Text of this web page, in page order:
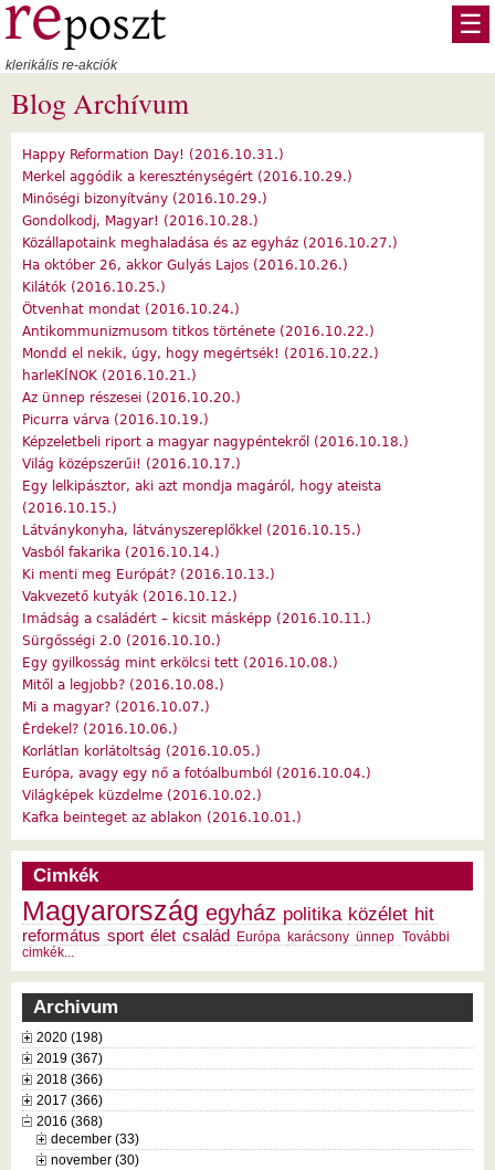
Ugrás a tartalomra
klerikális re-akciók
☰
Blog Archívum
Happy Reformation Day! (2016.10.31.)
Merkel aggódik a kereszténységért (2016.10.29.)
Minőségi bizonyítvány (2016.10.29.)
Gondolkodj, Magyar! (2016.10.28.)
Közállapotaink meghaladása és az egyház (2016.10.27.)
Ha október 26, akkor Gulyás Lajos (2016.10.26.)
Kilátók (2016.10.25.)
Ötvenhat mondat (2016.10.24.)
Antikommunizmusom titkos története (2016.10.22.)
Mondd el nekik, úgy, hogy megértsék! (2016.10.22.)
harleKÍNOK (2016.10.21.)
Az ünnep részesei (2016.10.20.)
Picurra várva (2016.10.19.)
Képzeletbeli riport a magyar nagypéntekről (2016.10.18.)
Világ középszerűi! (2016.10.17.)
Egy lelkipásztor, aki azt mondja magáról, hogy ateista
(2016.10.15.)
Látványkonyha, látványszereplőkkel (2016.10.15.)
Vasból fakarika (2016.10.14.)
Ki menti meg Európát? (2016.10.13.)
Vakvezető kutyák (2016.10.12.)
Imádság a családért – kicsit másképp (2016.10.11.)
Sürgősségi 2.0 (2016.10.10.)
Egy gyilkosság mint erkölcsi tett (2016.10.08.)
Mitől a legjobb? (2016.10.08.)
Mi a magyar? (2016.10.07.)
Érdekel? (2016.10.06.)
Korlátlan korlátoltság (2016.10.05.)
Európa, avagy egy nő a fotóalbumból (2016.10.04.)
Világképek küzdelme (2016.10.02.)
Kafka beinteget az ablakon (2016.10.01.)
Cimkék
Magyarország egyház politika közélet hit
református sport élet család Európa karácsony ünnep További
cimkék...
Archivum
2020 (198)
2019 (367)
2018 (366)
2017 (366)
2016 (368)
december (33)
november (30)